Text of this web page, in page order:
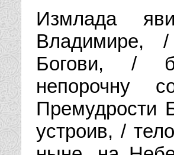
Измлада
Владимире,
Богови, /
непорочну
Премудрости
устроив, /